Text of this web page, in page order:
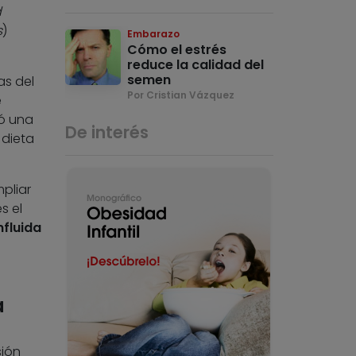
)
del
una
el
Embarazo
Cómo el estrés
reduce la calidad del
semen
Por Cristian Vázquez
De interés